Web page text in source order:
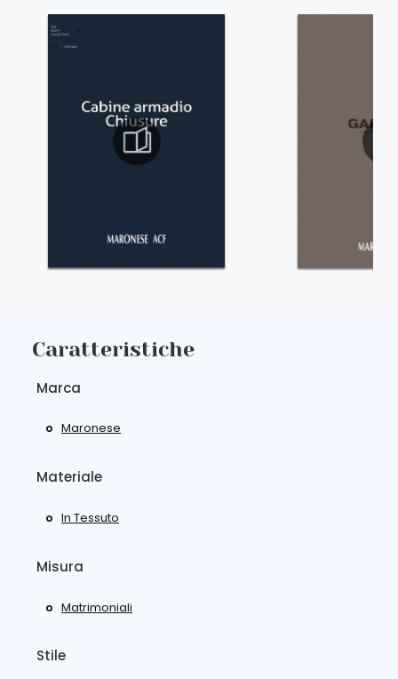
Caratteristiche
Marca
Maronese
Materiale
In Tessuto
Misura
Matrimoniali
Stile